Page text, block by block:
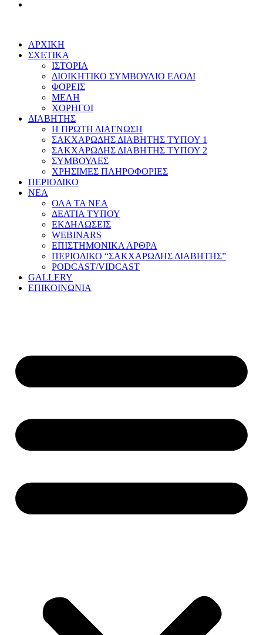
ΑΡΧΙΚΗ
ΣΧΕΤΙΚΑ
ΙΣΤΟΡΙΑ
ΔΙΟΙΚΗΤΙΚΟ ΣΥΜΒΟΥΛΙΟ ΕΛΟΔΙ
ΦΟΡΕΙΣ
ΜΕΛΗ
ΧΟΡΗΓΟΙ
ΔΙΑΒΗΤΗΣ
Η ΠΡΩΤΗ ΔΙΑΓΝΩΣΗ
ΣΑΚΧΑΡΩΔΗΣ ΔΙΑΒΗΤΗΣ ΤΥΠΟΥ 1
ΣΑΚΧΑΡΩΔΗΣ ΔΙΑΒΗΤΗΣ ΤΥΠΟΥ 2
ΣΥΜΒΟΥΛΕΣ
ΧΡΗΣΙΜΕΣ ΠΛΗΡΟΦΟΡΙΕΣ
ΠΕΡΙΟΔΙΚΟ
ΝΕΑ
ΟΛΑ ΤΑ ΝΕΑ
ΔΕΛΤΙΑ ΤΥΠΟΥ
ΕΚΔΗΛΩΣΕΙΣ
WEBINARS
ΕΠΙΣΤΗΜΟΝΙΚΑ ΑΡΘΡΑ
ΠΕΡΙΟΔΙΚΟ “ΣΑΚΧΑΡΩΔΗΣ ΔΙΑΒΗΤΗΣ”
PODCAST/VIDCAST
GALLERY
ΕΠΙΚΟΙΝΩΝΙΑ